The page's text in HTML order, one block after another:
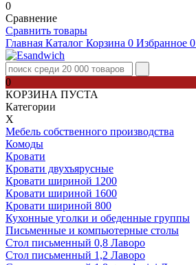
0
Сравнение
Сравнить товары
Главная Каталог Корзина 0 Избранное 0
0
КОРЗИНА ПУСТА
Категории
Х
Мебель собственного производства
Комоды
Кровати
Кровати двухъярусные
Кровати шириной 1200
Кровати шириной 1600
Кровати шириной 800
Кухонные уголки и обеденные группы
Письменные и компьютерные столы
Стол письменный 0,8 Лаворо
Стол письменный 1,2 Лаворо